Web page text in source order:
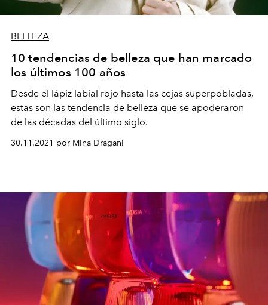
BELLEZA
10 tendencias de belleza que han marcado
los últimos 100 años
Desde el lápiz labial rojo hasta las cejas superpobladas,
estas son las tendencia de belleza que se apoderaron
de las décadas del último siglo.
30.11.2021 por Mina Dragani